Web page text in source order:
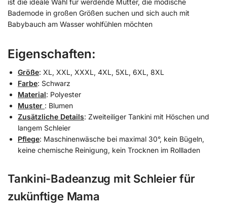
Bademode in großen Größen suchen und sich auch mit
Babybauch am Wasser wohlfühlen möchten
Eigenschaften:
Größe: XL, XXL, XXXL, 4XL, 5XL, 6XL, 8XL
Farbe: Schwarz
Material: Polyester
Muster : Blumen
Zusätzliche Details: Zweiteiliger Tankini mit Höschen und
langem Schleier
Pflege: Maschinenwäsche bei maximal 30°, kein Bügeln,
keine chemische Reinigung, kein Trocknen im Rollladen
Tankini-Badeanzug mit Schleier für
zukünftige Mama